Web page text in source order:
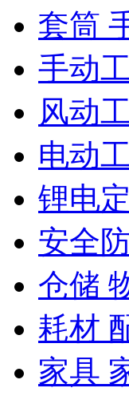
套筒
手动
风动
电动
锂电
安全
仓储
耗材
家具